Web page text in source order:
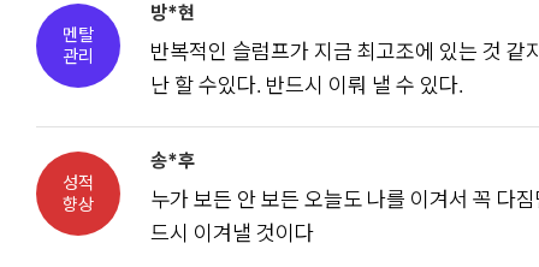
멘탈
관리
방*현
반복적인 슬럼프가 지금 최고조에 있는 것
난 할 수있다. 반드시 이뤄 낼 수 있다.
성적
향상
송*후
누가 보든 안 보든 오늘도 나를 이겨서 꼭 다
드시 이겨낼 것이다